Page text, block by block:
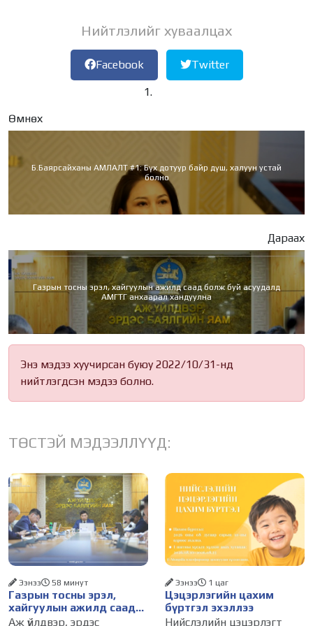
Нийтлэлийг хуваалцах
Facebook Twitter
Өмнөх
Б.Баярсайханы АМЛАЛТ #1: Бүх дотуур байр дүш, халуун устай
болно
Дараах
Газрын тосны эрэл, хайгуулын ажилд саад болж буй асуудалд
АМГТГ анхаарал хандуулна
Энэ мэдээ хуучирсан буюу 2022/10/31-нд
нийтлэгдсэн мэдээ болно.
ТӨСТЭЙ МЭДЭЭЛЛҮҮД:
Газрын тосны эрэл,
хайгуулын ажилд саад
болж буй асуудалд
Ээнээ 58 минут
Аж үйлдвэр, эрдэс
Цэцэрлэгийн цахим
бүртгэл эхэллээ
Ээнээ 1 цаг
Нийслэлийн цэцэрлэгт